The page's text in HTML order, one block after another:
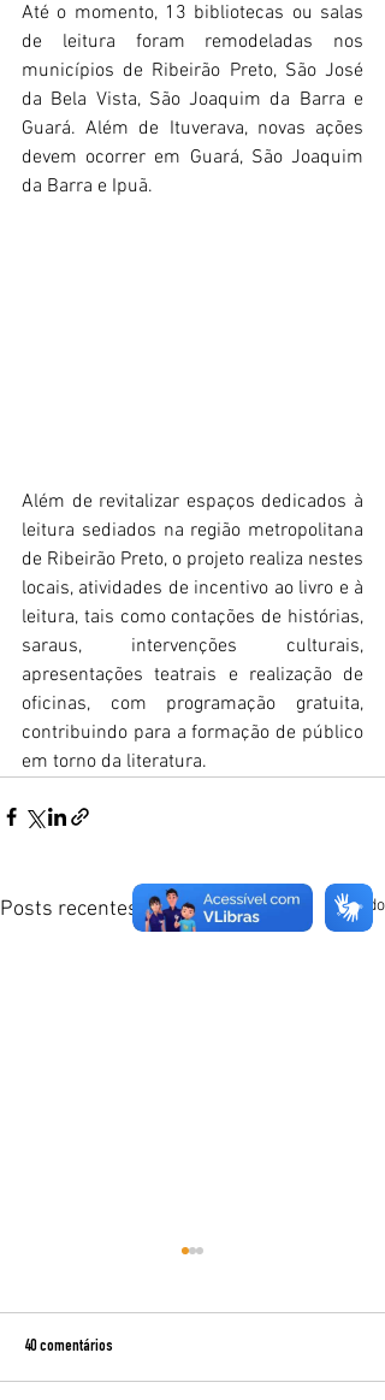
Até o momento, 13 bibliotecas ou salas
de leitura foram remodeladas nos
municípios de Ribeirão Preto, São José
da Bela Vista, São Joaquim da Barra e
Guará. Além de Ituverava, novas ações
devem ocorrer em Guará, São Joaquim
da Barra e Ipuã.
Além de revitalizar espaços dedicados à
leitura sediados na região metropolitana
de Ribeirão Preto, o projeto realiza nestes
locais, atividades de incentivo ao livro e à
leitura, tais como contações de histórias,
saraus, intervenções culturais,
apresentações teatrais e realização de
oficinas, com programação gratuita,
contribuindo para a formação de público
em torno da literatura.
Posts recentes Ver tudo
40 comentários